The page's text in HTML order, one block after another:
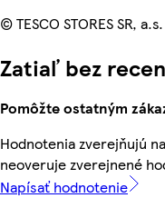
© TESCO STORES SR,
Zatiaľ bez
Pomôžte ostatným
Hodnotenia zverejňujú
neoveruje zverejnené
Napísať hodnotenie